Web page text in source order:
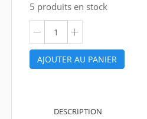
5 produits en stock
AJOUTER AU PANIER
DESCRIPTION